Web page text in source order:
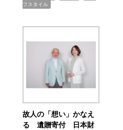
フスタイル
故人の「想い」かなえ
る 遺贈寄付 日本財